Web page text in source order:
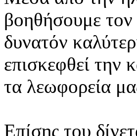
βοηθήσουμε τον
δυνατόν
επισκεφθεί την
τα λεωφορεία
Επίσης του